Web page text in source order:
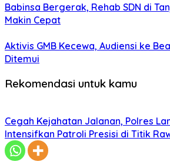
Babinsa Bergerak, Rehab SDN di
Makin Cepat
Aktivis GMB Kecewa, Audiensi ke
Ditemui
Rekomendasi untuk kamu
Cegah Kejahatan Jalanan, Polres
Intensifkan Patroli Presisi di Titik